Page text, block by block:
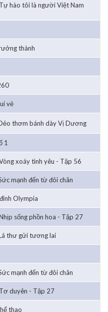
Tự hào tôi là người Việt Nam
thành
vẻ
thơm bánh dày Vị Dương
1
xoáy tình yêu - Tập 56
mạnh đến từ đôi chân
Olympia
sống phồn hoa - Tập 27
thư gửi tương lai
mạnh đến từ đôi chân
Tơ duyên - Tập 27
thao